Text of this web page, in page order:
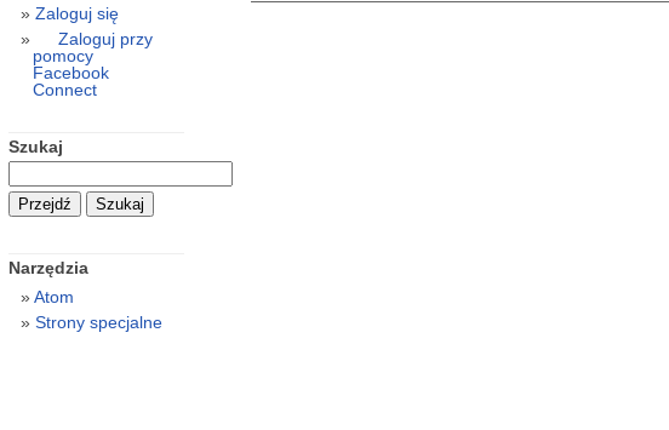
Zaloguj się
Zaloguj przy
pomocy
Facebook
Connect
Szukaj
Narzędzia
Atom
Strony specjalne